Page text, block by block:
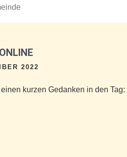
2022
kurzen Gedanken in den